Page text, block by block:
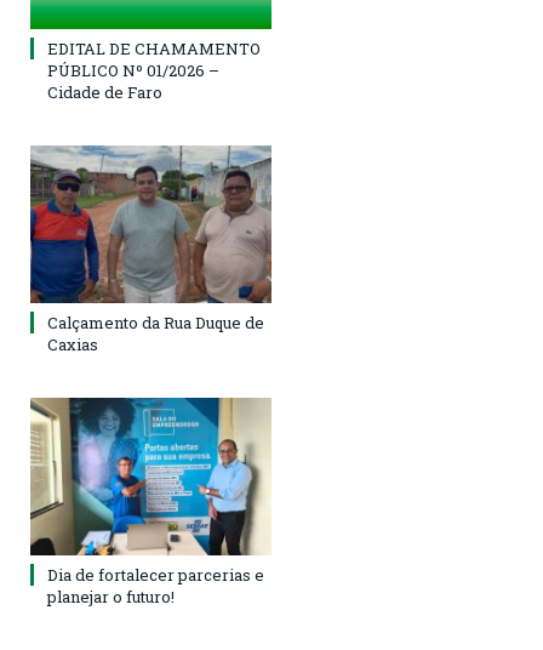
EDITAL DE CHAMAMENTO
PÚBLICO Nº 01/2026 –
Cidade de Faro
Calçamento da Rua Duque de
Caxias
Dia de fortalecer parcerias e
planejar o futuro!